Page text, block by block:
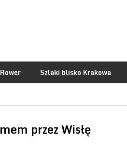
Rower Szlaki blisko Krakowa
przez Wisłę